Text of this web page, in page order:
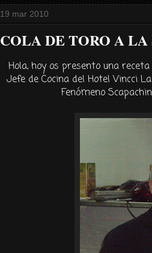
19 mar 2010
COLA DE TORO A
Hola, hoy os presento una
Jefe de Cocina del HotelVincci La
Fenómeno